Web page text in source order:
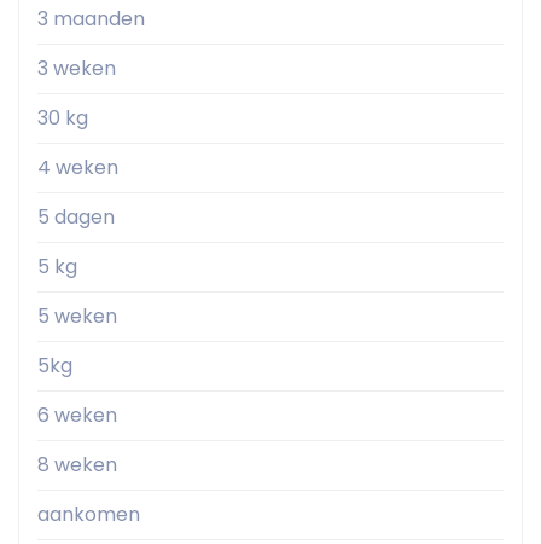
3 maanden
3 weken
30 kg
4 weken
5 dagen
5 kg
5 weken
5kg
6 weken
8 weken
aankomen